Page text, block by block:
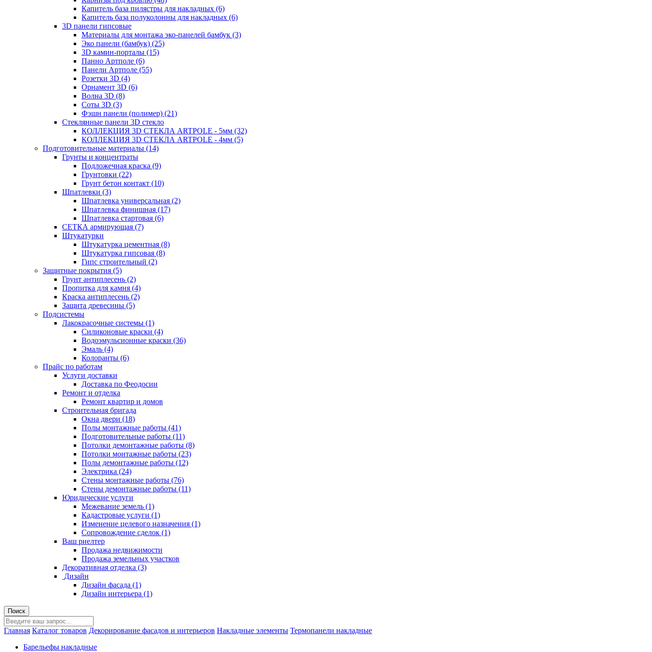
Капитель база пилястры для накладных (6)
Капитель база полуколонны для накладных (6)
3D панели гипсовые
Материалы для монтажа эко-панелей бамбук (3)
Эко панели (бамбук) (25)
3D камин-порталы (15)
Панно Артполе (6)
Панели Артполе (55)
Розетки 3D (4)
Орнамент 3D (6)
Волна 3D (8)
Соты 3D (3)
Фэшн панели (полимер) (21)
Стеклянные панели 3D стекло
КОЛЛЕКЦИЯ 3D СТЕКЛА ARTPOLE - 5мм (32)
КОЛЛЕКЦИЯ 3D СТЕКЛА ARTPOLE - 4мм (5)
Подготовительные материалы (14)
Грунты и концентраты
Подложечная краска (9)
Грунтовки (22)
Грунт бетон контакт (10)
Шпатлевки (3)
Шпатлевка универсальная (2)
Шпатлевка финишная (17)
Шпатлевка стартовая (6)
СЕТКА армирующая (7)
Штукатурки
Штукатурка цементная (8)
Штукатурка гипсовая (8)
Гипс строительный (2)
Защитные покрытия (5)
Грунт антиплесень (2)
Пропитка для камня (4)
Краска антиплесень (2)
Защита древесины (5)
Подсистемы
Лакокрасочные системы (1)
Силиконовые краски (4)
Водоэмульсионные краски (36)
Эмаль (4)
Колоранты (6)
Прайс по работам
Услуги доставки
Доставка по Феодосии
Ремонт и отделка
Ремонт квартир и домов
Строительная бригада
Окна двери (18)
Полы монтажные работы (41)
Подготовительные работы (11)
Потолки демонтажные работы (8)
Потолки монтажные работы (23)
Полы демонтажные работы (12)
Электрика (24)
Стены монтажные работы (76)
Стены демонтажные работы (11)
Юридические услуги
Межевание земель (1)
Кадастровые услуги (1)
Изменение целевого назначения (1)
Сопровождение сделок (1)
Ваш риелтер
Продажа недвижимости
Продажа земельных участков
Декоративная отделка (3)
Дизайн
Дизайн фасада (1)
Дизайн интерьера (1)
Главная Каталог товаров Декорирование фасадов и интерьеров Накладные элементы Термопанели накладные
Барельефы накладные